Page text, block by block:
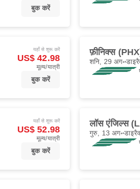
बुक करें
यहाँ से शुरू करें
US$ 42.98
मूल्य/यात्री
बुक करें
फ़ीनिक्स
शनि, 29 अग॰
यहाँ से शुरू करें
US$ 52.98
मूल्य/यात्री
बुक करें
लॉस एंजिल्स
गुरु, 13 अग॰